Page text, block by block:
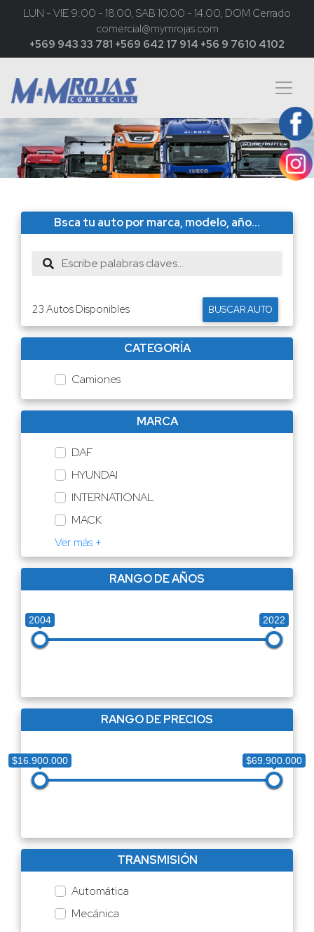
LUN - VIE 9:00 - 18.00, SAB 10.00 - 14.00, DOM Cerrado
comercial@mymrojas.com
+569 943 33 781 +569 642 17 914 +56 9 7610 4102
Bsca tu auto por marca, modelo, año...
23 Autos Disponibles BUSCAR AUTO
CATEGORÍA
Camiones
MARCA
DAF
HYUNDAI
INTERNATIONAL
MACK
Ver más +
RANGO DE AÑOS
2004 2022
RANGO DE PRECIOS
$16.900.000 $69.900.000
TRANSMISIÓN
Automática
Mecánica